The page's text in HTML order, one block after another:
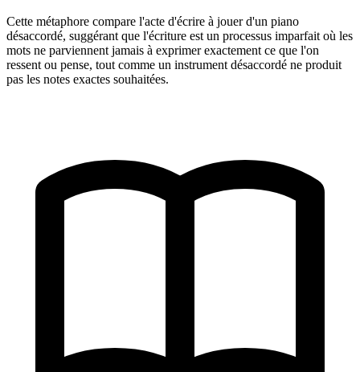
Cette métaphore compare l'acte d'écrire à jouer d'un piano
désaccordé, suggérant que l'écriture est un processus imparfait où les
mots ne parviennent jamais à exprimer exactement ce que l'on
ressent ou pense, tout comme un instrument désaccordé ne produit
pas les notes exactes souhaitées.